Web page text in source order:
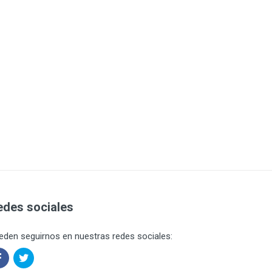
sociales
seguirnos en nuestras redes sociales: